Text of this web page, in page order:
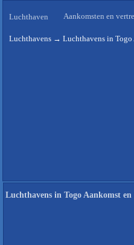
Luchthaven Aankomsten en
Luchthavens → Luchthavens in Togo
Luchthavens in Togo Aankomst